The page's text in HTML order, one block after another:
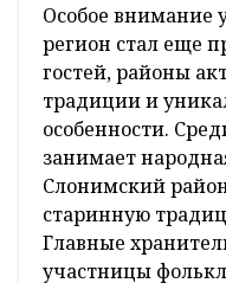
Особое внимание
регион стал еще
гостей, районы
традиции и
особенности.
занимает
Слонимский
старинную
Главные
участницы